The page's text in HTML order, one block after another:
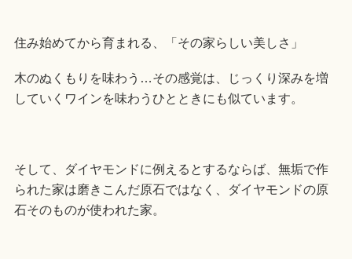
住み始めてから育まれる、「その家らしい美しさ」
木のぬくもりを味わう…その感覚は、じっくり深みを増
していくワインを味わうひとときにも似ています。
そして、ダイヤモンドに例えるとするならば、無垢で作
られた家は磨きこんだ原石ではなく、ダイヤモンドの原
石そのものが使われた家。